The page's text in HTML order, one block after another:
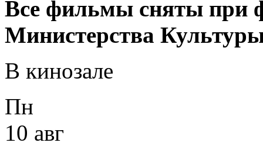
Все фильмы сняты при
Министерства
В кинозале
Пн
10 авг